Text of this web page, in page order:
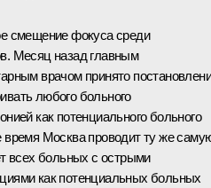
смещение фокуса среди
Месяц назад главным
врачом принято
любого больного
как потенциального больного
Москва проводит ту же
всех больных с острыми
как потенциальных больных